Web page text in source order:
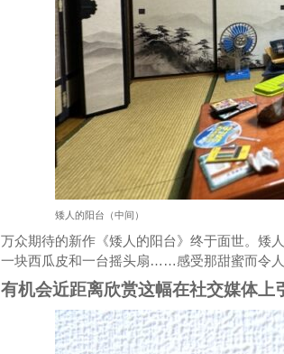
矮人的阳台（中间）
万众期待的新作《矮人的阳台》终于面世。矮
一块西瓜皮和一台摇头扇……感受那甜蜜而令人
有机会近距离欣赏这幅在社交媒体上